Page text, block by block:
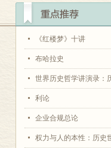
《红楼梦》十讲
布哈拉史
世界历史哲学讲演录：
利论
企业合规总论
权力与人的本性：历史